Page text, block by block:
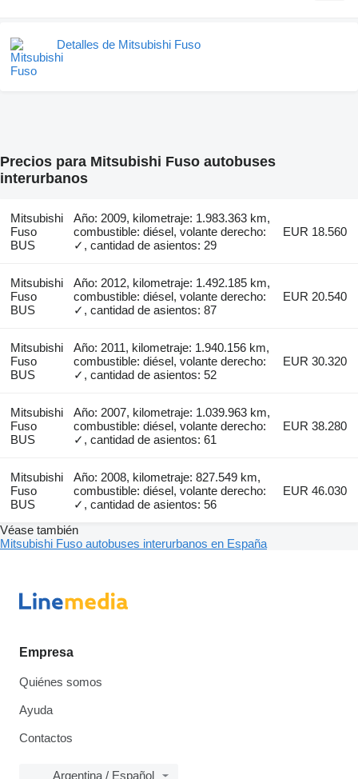
Detalles de Mitsubishi Fuso
Precios para Mitsubishi Fuso autobuses
interurbanos
Mitsubishi
Fuso
BUS
Año: 2009, kilometraje: 1.983.363 km,
combustible: diésel, volante derecho:
✓, cantidad de asientos: 29
EUR 18.560
Mitsubishi
Fuso
BUS
Año: 2012, kilometraje: 1.492.185 km,
combustible: diésel, volante derecho:
✓, cantidad de asientos: 87
EUR 20.540
Mitsubishi
Fuso
BUS
Año: 2011, kilometraje: 1.940.156 km,
combustible: diésel, volante derecho:
✓, cantidad de asientos: 52
EUR 30.320
Mitsubishi
Fuso
BUS
Año: 2007, kilometraje: 1.039.963 km,
combustible: diésel, volante derecho:
✓, cantidad de asientos: 61
EUR 38.280
Mitsubishi
Fuso
BUS
Año: 2008, kilometraje: 827.549 km,
combustible: diésel, volante derecho:
✓, cantidad de asientos: 56
EUR 46.030
Véase también
Mitsubishi Fuso autobuses interurbanos en España
Empresa
Quiénes somos
Ayuda
Contactos
Argentina / Español